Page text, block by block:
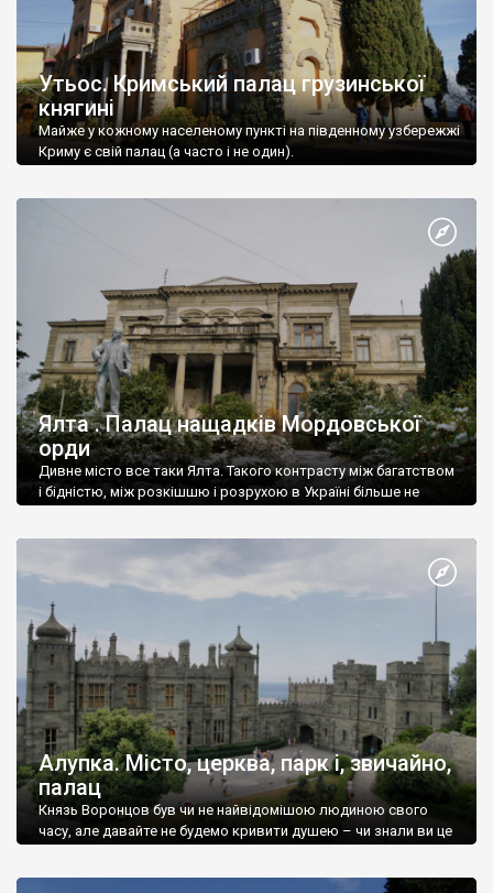
Утьос. Кримський палац грузинської
княгині
Майже у кожному населеному пункті на південному узбережжі
Криму є свій палац (а часто і не один).
Ялта . Палац нащадків Мордовської
орди
Дивне місто все таки Ялта. Такого контрасту між багатством
і бідністю, між розкішшю і розрухою в Україні більше не
Алупка. Місто, церква, парк і, звичайно,
палац
Князь Воронцов був чи не найвідомішою людиною свого
часу, але давайте не будемо кривити душею – чи знали ви це